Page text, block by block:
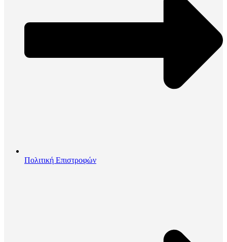
Πολιτική Επιστροφών